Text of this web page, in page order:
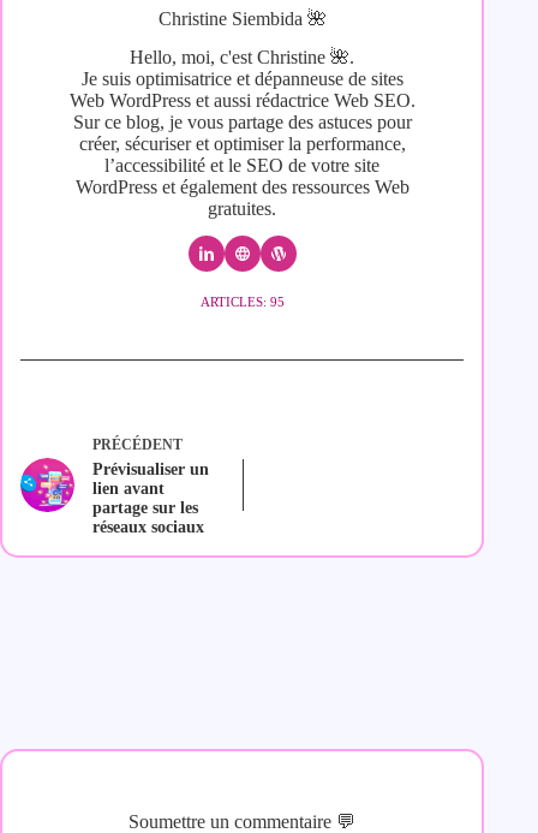
Christine Siembida 🌺
Hello, moi, c'est Christine 🌺.
Je suis optimisatrice et dépanneuse de sites
Web WordPress et aussi rédactrice Web SEO.
Sur ce blog, je vous partage des astuces pour
créer, sécuriser et optimiser la performance,
l’accessibilité et le SEO de votre site
WordPress et également des ressources Web
gratuites.
ARTICLES: 95
PRÉCÉDENT
Prévisualiser un
lien avant
partage sur les
réseaux sociaux
Soumettre un commentaire 💬